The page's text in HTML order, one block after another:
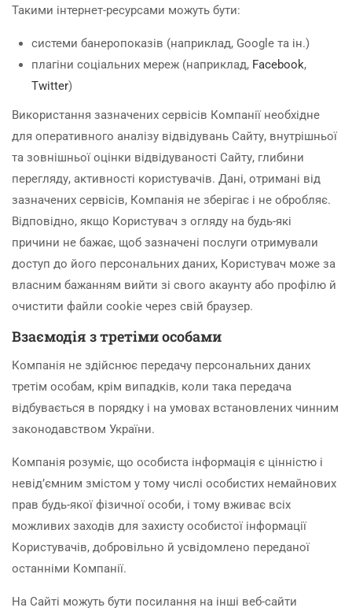
Такими інтернет-ресурсами можуть бути:
системи банеропоказів (наприклад, Google та ін.)
плагіни соціальних мереж (наприклад, Facebook,
Twitter)
Використання зазначених сервісів Компанії необхідне
для оперативного аналізу відвідувань Сайту, внутрішньої
та зовнішньої оцінки відвідуваності Сайту, глибини
перегляду, активності користувачів. Дані, отримані від
зазначених сервісів, Компанія не зберігає і не обробляє.
Відповідно, якщо Користувач з огляду на будь-які
причини не бажає, щоб зазначені послуги отримували
доступ до його персональних даних, Користувач може за
власним бажанням вийти зі свого акаунту або профілю й
очистити файли cookie через свій браузер.
Взаємодія з третіми особами
Компанія не здійснює передачу персональних даних
третім особам, крім випадків, коли така передача
відбувається в порядку і на умовах встановлених чинним
законодавством України.
Компанія розуміє, що особиста інформація є цінністю і
невід’ємним змістом у тому числі особистих немайнових
прав будь-якої фізичної особи, і тому вживає всіх
можливих заходів для захисту особистої інформації
Користувачів, добровільно й усвідомлено переданої
останніми Компанії.
На Сайті можуть бути посилання на інші веб-сайти